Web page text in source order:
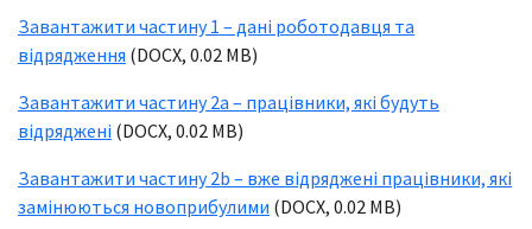
Завантажити частину 1 – дані роботодавця та
відрядження (DOCX, 0.02 MB)
Завантажити частину 2a – працівники, які будуть
відряджені (DOCX, 0.02 MB)
Завантажити частину 2b – вже відряджені працівники, які
замінюються новоприбулими (DOCX, 0.02 MB)